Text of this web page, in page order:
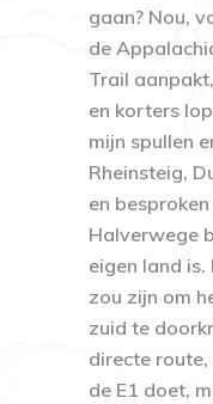
gaan? Nou,
de
Trail
en korters
mijn spullen
Rheinsteig,
en besproken
Halverwege
eigen land
zou zijn om
zuid te
directe
de E1 doet,